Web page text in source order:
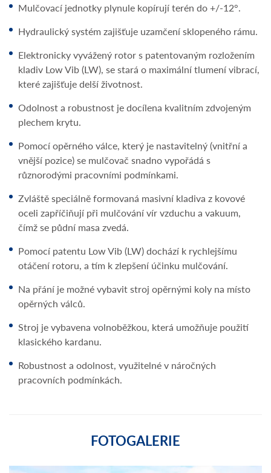
Mulčovací jednotky plynule kopírují terén do +/-12°.
Hydraulický systém zajišťuje uzamčení sklopeného rámu.
Elektronicky vyvážený rotor s patentovaným rozložením
kladiv Low Vib (LW), se stará o maximální tlumení vibrací,
které zajišťuje delší životnost.
Odolnost a robustnost je docílena kvalitním zdvojeným
plechem krytu.
Pomocí opěrného válce, který je nastavitelný (vnitřní a
vnější pozice) se mulčovač snadno vypořádá s
různorodými pracovními podmínkami.
Zvláště speciálně formovaná masivní kladiva z kovové
oceli zapříčiňují při mulčování vír vzduchu a vakuum,
čímž se půdní masa zvedá.
Pomocí patentu Low Vib (LW) dochází k rychlejšímu
otáčení rotoru, a tím k zlepšení účinku mulčování.
Na přání je možné vybavit stroj opěrnými koly na místo
opěrných válců.
Stroj je vybavena volnoběžkou, která umožňuje použití
klasického kardanu.
Robustnost a odolnost, využitelné v náročných
pracovních podmínkách.
FOTOGALERIE